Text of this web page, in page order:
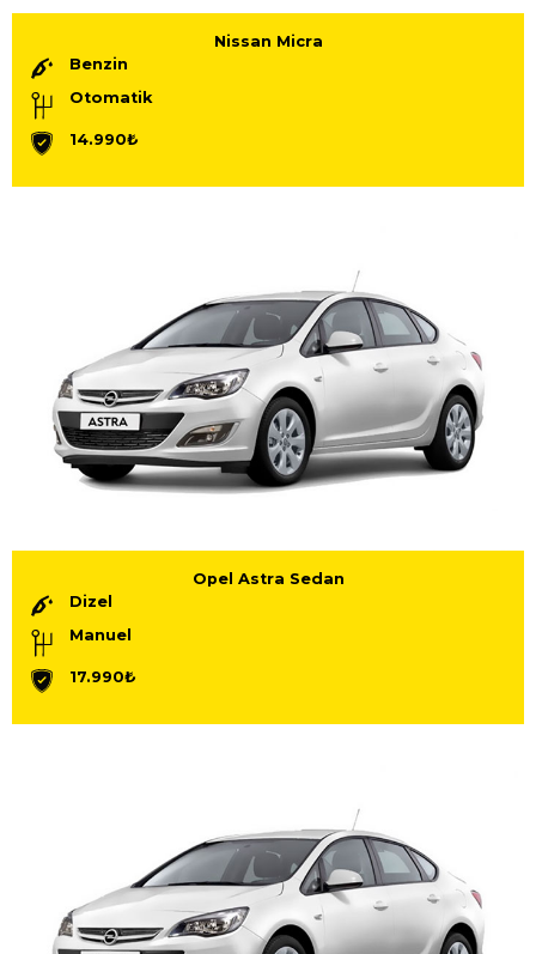
Nissan Micra
Benzin
Otomatik
14.990₺
Opel Astra Sedan
Dizel
Manuel
17.990₺